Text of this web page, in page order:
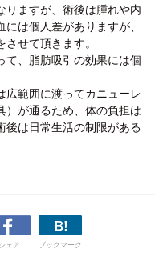
りますが、術後は腫れや内
は個人差がありますが、
せて頂きます。
て、脂肪吸引の効果には個
広範囲に渡ってカニューレ
）が通るため、体の負担は
後は日常生活の制限がある
シェア ブックマーク